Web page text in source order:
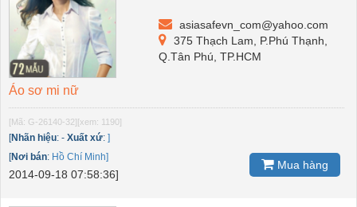
asiasafevn_com@yahoo.com
375 Thạch Lam, P.Phú Thạnh,
Q.Tân Phú, TP.HCM
Áo sơ mi nữ
[Mã: G-26140-32][xem: 1190]
[Nhãn hiệu: - Xuất xứ: ]
[Nơi bán: Hồ Chí Minh]
2014-09-18 07:58:36]
Mua hàng